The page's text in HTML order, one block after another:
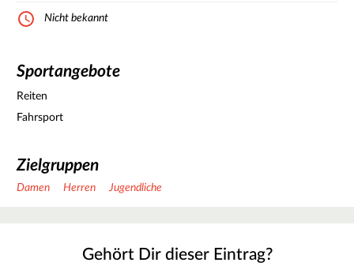
Nicht bekannt
Sportangebote
Reiten
Fahrsport
Zielgruppen
Damen Herren Jugendliche
Gehört Dir dieser Eintrag?